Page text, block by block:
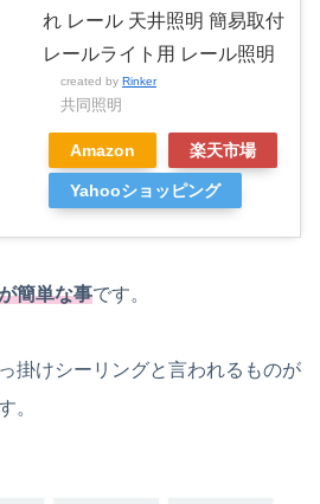
れ レール 天井照明 簡易取付
レールライト用 レール照明
created by Rinker
共同照明
Amazon 楽天市場
Yahooショッピング
簡単な事です。
掛けシーリングと言われるものが
。